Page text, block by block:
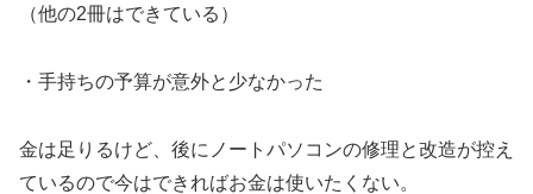
（他の2冊はできている）
・手持ちの予算が意外と少なかった
金は足りるけど、後にノートパソコンの修理と改造が控え
ているので今はできればお金は使いたくない。